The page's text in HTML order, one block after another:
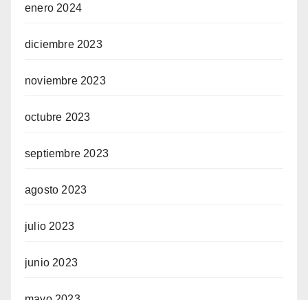
enero 2024
diciembre 2023
noviembre 2023
octubre 2023
septiembre 2023
agosto 2023
julio 2023
junio 2023